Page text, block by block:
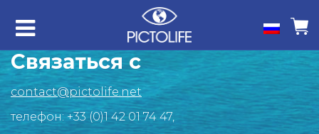
Связаться с
contact@pictolife.net
телефон: +33 (0)1 42 01 74 47,